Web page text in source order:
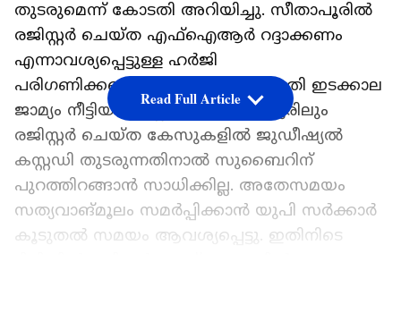
തുടരുമെന്ന് കോടതി അറിയിച്ചു. സീതാപൂരിൽ
രജിസ്റ്റർ ചെയ്ത എഫ്ഐആർ റദ്ദാക്കണം
എന്നാവശ്യപ്പെട്ടുള്ള ഹർജി
പരിഗണിക്കവെയാണ് സുപ്രീംകോടതി ഇടക്കാല
ജാമ്യം നീട്ടിയത്. ദില്ലിയിലും ലഖീംപൂരിലും
രജിസ്റ്റർ ചെയ്ത കേസുകളിൽ ജുഡീഷ്യൽ
കസ്റ്റഡി തുടരുന്നതിനാൽ സുബൈറിന്
പുറത്തിറങ്ങാൻ സാധിക്കില്ല. അതേസമയം
സത്യവാങ്മൂലം സമർപ്പിക്കാൻ യുപി സർക്കാർ
കൂടുതൽ സമയം ആവശ്യപ്പെട്ടു. ഇതിനിടെ
Read Full Article